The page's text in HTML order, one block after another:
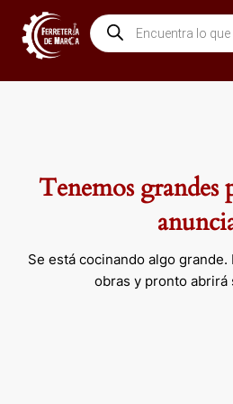
contenido
Búsqueda
de
productos
Tenemos grandes
Se está cocinando algo
obras y pronto abrirá